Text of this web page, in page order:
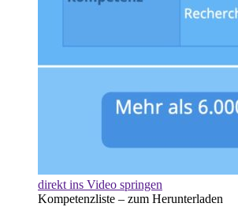
direkt ins Video springen
Kompetenzliste – zum Herunterladen